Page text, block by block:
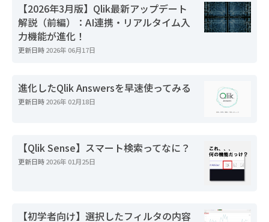
【2026年3月版】Qlik最新アップデート
解説（前編）：AI連携・リアルタイム入
力機能が進化！
更新日時2026年 06月17日
進化したQlik Answersを早速使ってみる
更新日時2026年 02月18日
【Qlik Sense】スマート検索ってなに？
更新日時2026年 01月25日
【初学者向け】選択したフィルタの内容